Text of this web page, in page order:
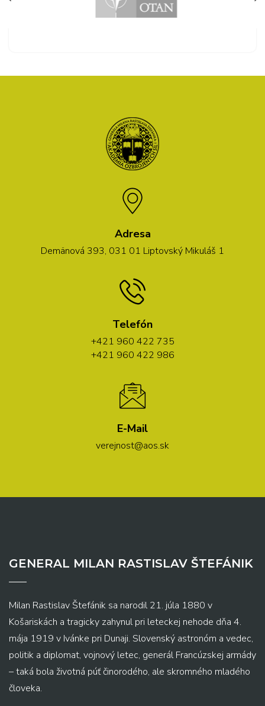
Adresa
Demänová 393, 031 01 Liptovský Mikuláš 1
Telefón
+421 960 422 735
+421 960 422 986
E-Mail
verejnost@aos.sk
GENERAL MILAN RASTISLAV ŠTEFÁNIK
Milan Rastislav Štefánik sa narodil 21. júla 1880 v
Košariskách a tragicky zahynul pri leteckej nehode dňa 4.
mája 1919 v Ivánke pri Dunaji. Slovenský astronóm a vedec,
politik a diplomat, vojnový letec, generál Francúzskej armády
– taká bola životná púť činorodého, ale skromného mladého
človeka.